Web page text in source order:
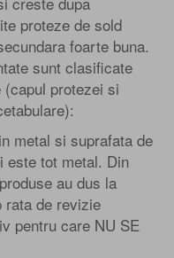
proteze de sold
foarte buna.
sunt clasificate
protezei si
metal si suprafata de
este tot metal. Din
au dus la
rata de revizie
pentru care NU SE